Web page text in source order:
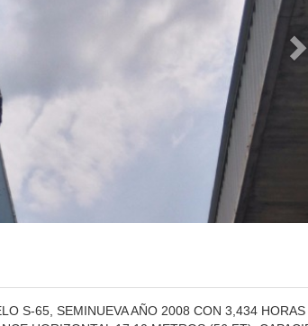
S-65, SEMINUEVA AÑO 2008 CON 3,434